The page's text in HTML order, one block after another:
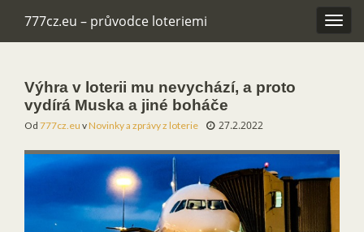
777cz.eu – průvodce loteriemi
Výhra v loterii mu nevychází, a proto
vydírá Muska a jiné boháče
Od 777cz.eu vNovinky a zprávy z loterie 27.2.2022